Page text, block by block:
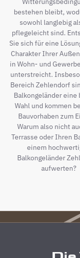
bestehen bleibt,
sowohl langlebig
pflegeleicht sind.
Sie sich für eine
Charakter Ihrer
in Wohn- und
unterstreicht.
Bereich Zehlendorf
Balkongeländer eine
Wahl und kommen
Bauvorhaben zum
Warum also nicht
Terrasse oder Ihren
einem
Balkongeländer
aufwerten?